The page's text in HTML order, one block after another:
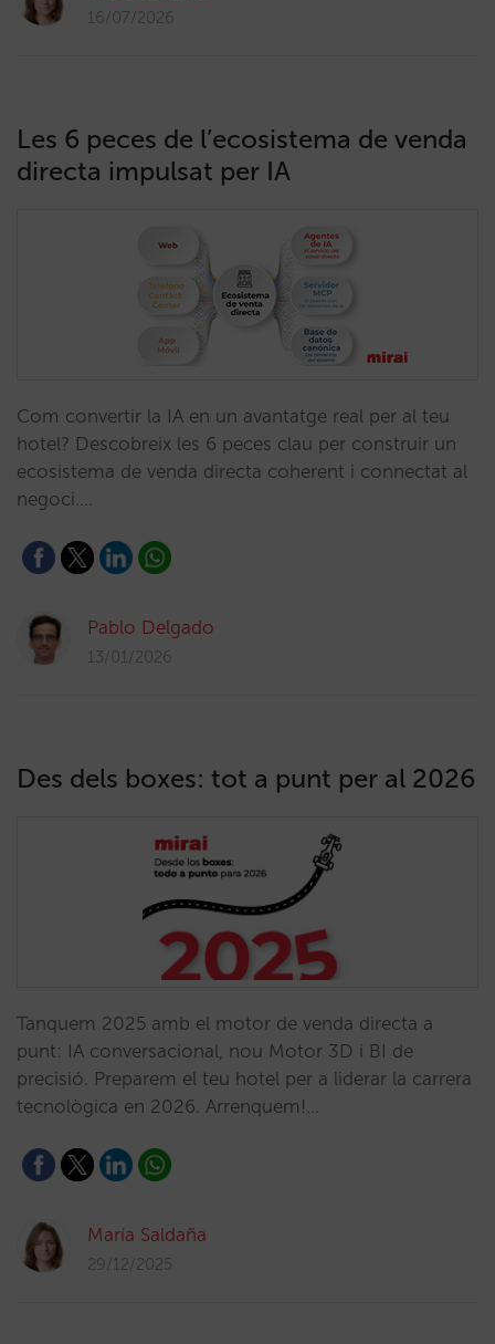
16/07/2026
Les 6 peces de l’ecosistema de venda
directa impulsat per IA
Com convertir la IA en un avantatge real per al teu
hotel? Descobreix les 6 peces clau per construir un
ecosistema de venda directa coherent i connectat al
negoci.…
Pablo Delgado
13/01/2026
Des dels boxes: tot a punt per al 2026
Tanquem 2025 amb el motor de venda directa a
punt: IA conversacional, nou Motor 3D i BI de
precisió. Preparem el teu hotel per a liderar la carrera
tecnològica en 2026. Arrenquem!…
María Saldaña
29/12/2025